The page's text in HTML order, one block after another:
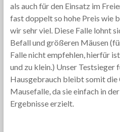
als auch für den Einsatz im
fast doppelt so hohe Preis wie
wir sehr viel. Diese Falle lohnt
Befall und größeren Mäusen
Falle nicht empfehlen, hierfür
und zu klein.) Unser Testsieger
Hausgebrauch bleibt somit
Mausefalle, da sie einfach in
Ergebnisse erzielt.